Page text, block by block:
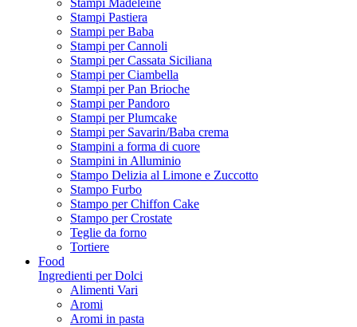
Stampi Madeleine
Stampi Pastiera
Stampi per Baba
Stampi per Cannoli
Stampi per Cassata Siciliana
Stampi per Ciambella
Stampi per Pan Brioche
Stampi per Pandoro
Stampi per Plumcake
Stampi per Savarin/Baba crema
Stampini a forma di cuore
Stampini in Alluminio
Stampo Delizia al Limone e Zuccotto
Stampo Furbo
Stampo per Chiffon Cake
Stampo per Crostate
Teglie da forno
Tortiere
Food
Ingredienti per Dolci
Alimenti Vari
Aromi
Aromi in pasta